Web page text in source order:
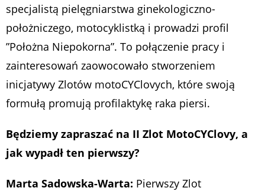
specjalistą pielęgniarstwa ginekologiczno-
położniczego, motocyklistką i prowadzi profil
”Położna Niepokorna”. To połączenie pracy i
zainteresowań zaowocowało stworzeniem
inicjatywy Zlotów motoCYClovych, które swoją
formułą promują profilaktykę raka piersi.
Będziemy zapraszać na II Zlot MotoCYClovy, a
jak wypadł ten pierwszy?
Marta Sadowska-Warta: Pierwszy Zlot